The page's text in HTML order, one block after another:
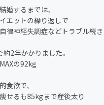
婚するまでは、
エットの繰り返しで
律神経失調症などトラブル続き
2年かかりました。
の92kg
食欲で、
せるも85kgまで産後太り